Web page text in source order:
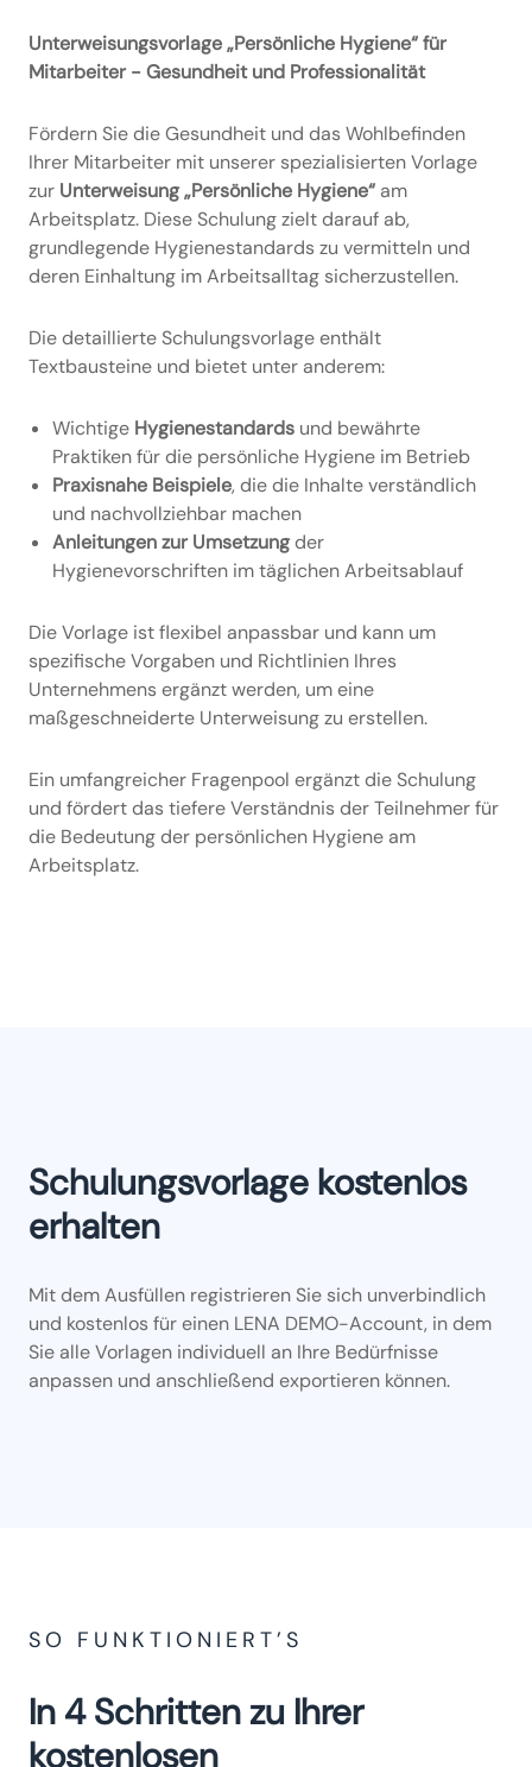
Unterweisungsvorlage „Persönliche Hygiene“ für
Mitarbeiter - Gesundheit und Professionalität
Fördern Sie die Gesundheit und das Wohlbefinden
Ihrer Mitarbeiter mit unserer spezialisierten Vorlage
zur Unterweisung „Persönliche Hygiene“ am
Arbeitsplatz. Diese Schulung zielt darauf ab,
grundlegende Hygienestandards zu vermitteln und
deren Einhaltung im Arbeitsalltag sicherzustellen.
Die detaillierte Schulungsvorlage enthält
Textbausteine und bietet unter anderem:
Wichtige Hygienestandards und bewährte
Praktiken für die persönliche Hygiene im Betrieb
Praxisnahe Beispiele, die die Inhalte verständlich
und nachvollziehbar machen
Anleitungenzur Umsetzungder
Hygienevorschriften im täglichen Arbeitsablauf
Die Vorlage ist flexibel anpassbar und kann um
spezifische Vorgaben und Richtlinien Ihres
Unternehmens ergänzt werden, um eine
maßgeschneiderte Unterweisung zu erstellen.
Ein umfangreicher Fragenpool ergänzt die Schulung
und fördert das tiefere Verständnis der Teilnehmer für
die Bedeutung der persönlichen Hygiene am
Arbeitsplatz.
Schulungsvorlage kostenlos
erhalten
Mit dem Ausfüllen registrieren Sie sich unverbindlich
und kostenlos für einen LENA DEMO-Account, in dem
Sie alle Vorlagen individuell an Ihre Bedürfnisse
anpassen und anschließend exportieren können.
SO FUNKTIONIERT’S
In 4 Schritten zu Ihrer
kostenlosen